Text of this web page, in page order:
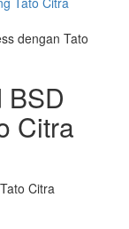
dengan Tato
Citra
Citra